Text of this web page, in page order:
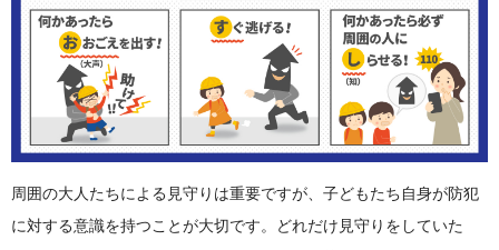
周囲の大人たちによる見守りは重要ですが、子どもたち自身が防犯
に対する意識を持つことが大切です。どれだけ見守りをしていた